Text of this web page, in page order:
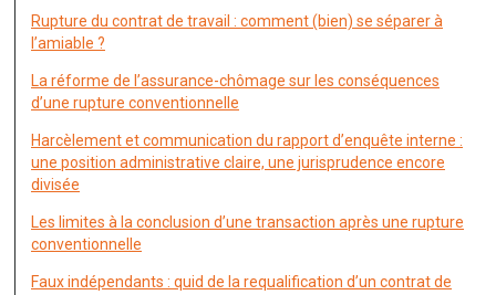
Rupture du contrat de travail : comment (bien) se séparer à
l’amiable ?
La réforme de l’assurance-chômage sur les conséquences
d’une rupture conventionnelle
Harcèlement et communication du rapport d’enquête interne :
une position administrative claire, une jurisprudence encore
divisée
Les limites à la conclusion d’une transaction après une rupture
conventionnelle
Faux indépendants : quid de la requalification d’un contrat de